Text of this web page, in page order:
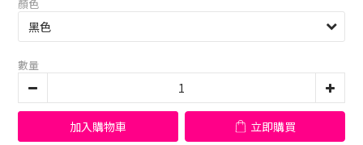
顏色
數量
加入購物車 立即購買